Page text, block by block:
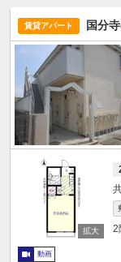
賃貸アパート 国分
2
動画